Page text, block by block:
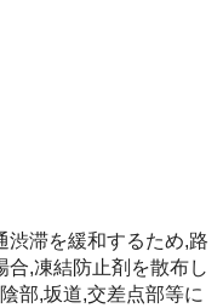
渋滞を緩和するため,路
合,凍結防止剤を散布し
部,坂道,交差点部等に